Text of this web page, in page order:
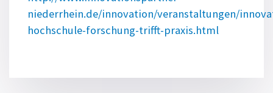
niederrhein.de/innovation/veranstaltungen/
hochschule-forschung-trifft-praxis.html